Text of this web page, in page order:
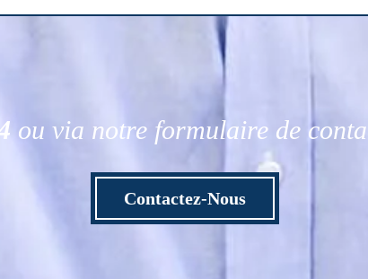
ou via notre formulaire de
Contactez-Nous